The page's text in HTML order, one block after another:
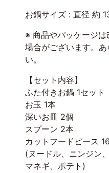
お鍋サイズ : 直径 約
※ 商品やパッケージ
場合がございます。
い。
【セット内容】
ふた付きお鍋 1セット
お玉 1本
深いお皿 2個
スプーン 2本
カットフードピース
(ヌードル、ニンジン
マネギ、ポテト)